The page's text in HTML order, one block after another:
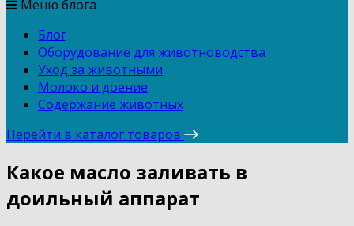
Меню блога
Блог
Оборудование для животноводства
Уход за животными
Молоко и доение
Содержание животных
Перейти в каталог товаров
Какое масло заливать в
доильный аппарат